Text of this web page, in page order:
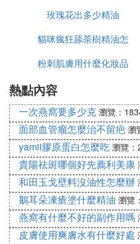
調配不同的精油滴入香熏
果，有助於製造不同的氣氛
加濕機熏香法：在加濕機
華油，使精油隨加濕機的
暖氣機香熏法：將棉球沾
熱氣的地方，使精油隨暖
方法二：吸入法
（一）居家吸入法：把近
臉盆中，選擇1-3種精油滴
滴，將精油充分攪勻後。
覆蓋，用口、鼻交替呼吸
滴＋薄荷2滴可治療感冒。
什麼精油
玫瑰花出多少精油
貓咪瘋狂舔茶樹精油怎
麼回事
粉刺肌膚用什麼化妝品
熱點內容
一次燕窩要多少克 瀏覽：
面部血管瘤怎麼治不留疤 瀏
yamii膠原蛋白怎麼吃 瀏覽
貴陽祛斑哪個好先薦利美康
和田玉戈壁料沒油性怎麼辦
鵝耳朵凍瘡塗什麼精油 瀏覽
燕窩有什麼不好的副作用嗎
皮膚使用爽膚水有什麼好處